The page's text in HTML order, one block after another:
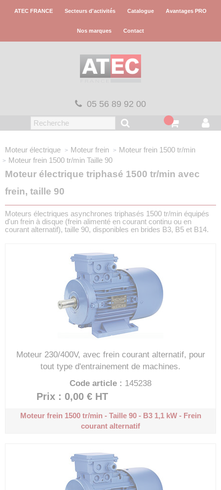
ATEC FRANCE Secteurs d'activités Catalogue Avantages PRO
Nos marques Contact
05 56 89 92 00
Moteur électrique Moteur frein Moteur frein 1500 tr/min
Moteur frein 1500 tr/min Taille 90
Moteur électrique triphasé 1500 tr/min avec
frein, taille 90
Moteurs électriques asynchrones triphasés 1500 tr/min équipés
d'un frein à disque (frein alimenté en courant continu ou en
courant alternatif), taille 90, disponibles en brides B3, B5 et B14.
Moteur 230/400V, avec frein courant alternatif, pour
tout type d'entrainement de machines.
Code article : 145238
Prix : 0,00 € HT
Moteur frein 1500 tr/min - Taille 90 - B31,1 kW - Frein
courant alternatif